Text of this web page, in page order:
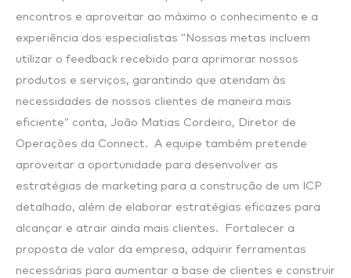
encontros e aproveitar ao máximo o conhecimento e a
experiência dos especialistas “Nossas metas incluem
utilizar o feedback recebido para aprimorar nossos
produtos e serviços, garantindo que atendam às
necessidades de nossos clientes de maneira mais
eficiente” conta, João Matias Cordeiro, Diretor de
Operações da Connect. A equipe também pretende
aproveitar a oportunidade para desenvolver as
estratégias de marketing para a construção de um ICP
detalhado, além de elaborar estratégias eficazes para
alcançar e atrair ainda mais clientes. Fortalecer a
proposta de valor da empresa, adquirir ferramentas
necessárias para aumentar a base de clientes e construir